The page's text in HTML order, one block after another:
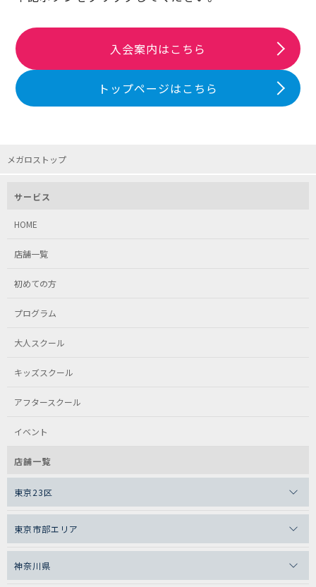
入会案内はこちら
トップページはこちら
メガロストップ
サービス
HOME
店舗一覧
初めての方
プログラム
大人スクール
キッズスクール
アフタースクール
イベント
店舗一覧
東京23区
東京市部エリア
神奈川県